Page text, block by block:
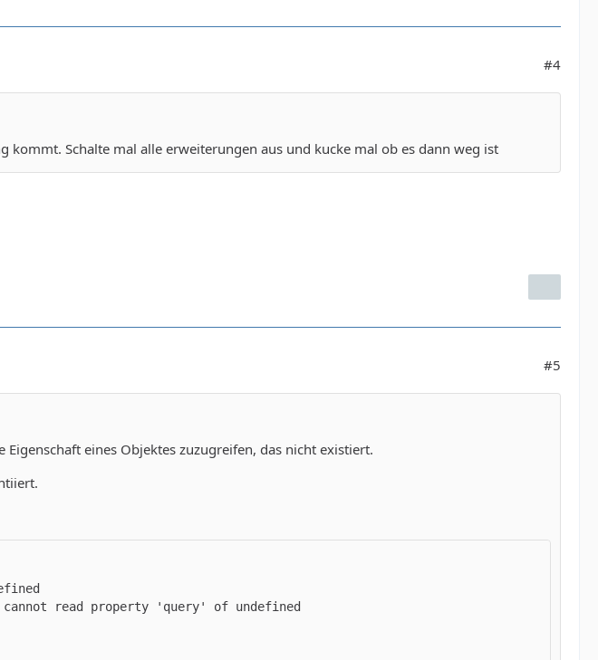
#4
kommt. Schalte mal alle erweiterungen aus und kucke mal ob es dann weg ist
#5
eines Objektes zuzugreifen, das nicht existiert.